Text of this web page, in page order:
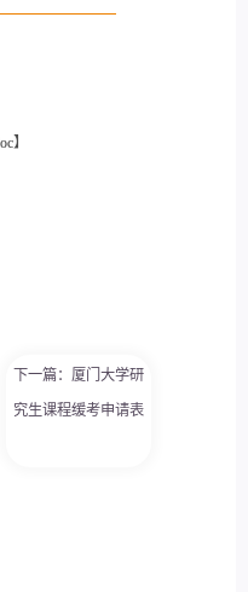
】
下一篇：厦门大学研
究生课程缓考申请表